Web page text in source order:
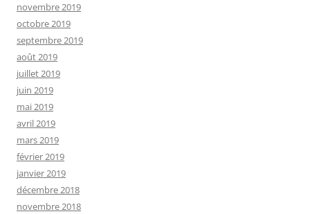
novembre 2019
octobre 2019
septembre 2019
août 2019
juillet 2019
juin 2019
mai 2019
avril 2019
mars 2019
février 2019
janvier 2019
décembre 2018
novembre 2018